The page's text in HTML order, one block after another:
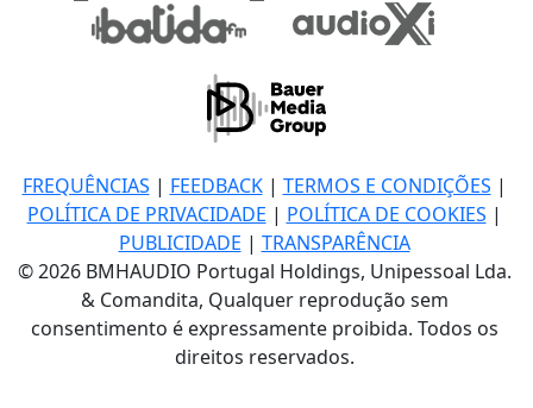
FREQUÊNCIAS | FEEDBACK| TERMOS E CONDIÇÕES |
POLÍTICA DE PRIVACIDADE | POLÍTICA DE COOKIES |
PUBLICIDADE | TRANSPARÊNCIA
© 2026 BMHAUDIO Portugal Holdings, Unipessoal Lda.
& Comandita, Qualquer reprodução sem
consentimento é expressamente proibida. Todos os
direitos reservados.